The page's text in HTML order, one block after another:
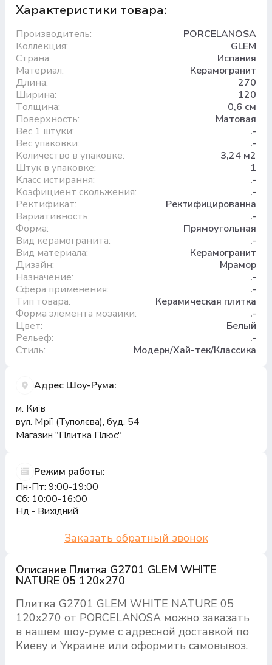
Описание Плитка G2701 GLEM WHITE
NATURE 05 120x270
Плитка G2701 GLEM WHITE NATURE 05
120x270 от PORCELANOSA можно заказать
в нашем шоу-руме с адресной доставкой по
Киеву и Украине или оформить самовывоз.
Характеристики товара:
Производитель:
PORCELANOSA
Коллекция:
GLEM
Страна:
Испания
Материал:
Керамогранит
Длина:
270
Ширина:
120
Толщина:
0,6 см
Поверхность:
Матовая
Вес 1 штуки:
.-
Вес упаковки:
.-
Количество в упаковке:
3,24 м2
Штук в упаковке:
1
Класс истирання:
.-
Коэфициент скольжения:
.-
Ректификат:
Ректифицированна
Вариативность:
.-
Форма:
Прямоугольная
Вид керамогранита:
.-
Вид материала:
Керамогранит
Дизайн:
Мрамор
Назначение:
.-
Сфера применения:
.-
Тип товара:
Керамическая плитка
Форма элемента мозаики:
.-
Цвет:
Белый
Рельеф:
.-
Стиль:
Модерн/Хай-тек/Классика
Адрес Шоу-Рума:
м. Київ
вул. Мрії (Туполєва), буд. 54
Магазин "Плитка Плюс"
Режим работы:
Пн-Пт: 9:00-19:00
Сб: 10:00-16:00
Нд - Вихідний
Заказать обратный звонок